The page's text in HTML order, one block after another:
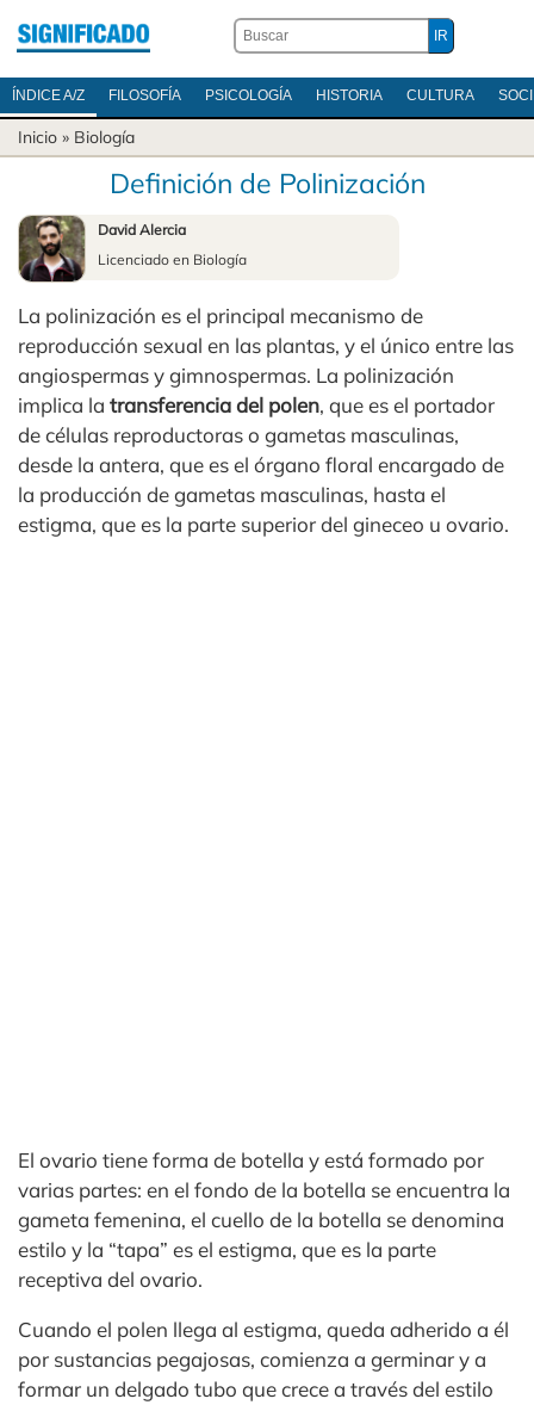
ÍNDICE A/Z FILOSOFÍA PSICOLOGÍA HISTORIA CULTURA
Inicio » Biología
Definición de Polinización
David Alercia
Licenciado en Biología
La polinización es el principal mecanismo de
reproducción sexual en las plantas, y el único entre las
angiospermas y gimnospermas. La polinización
implica la transferencia del polen, que es el portador
de células reproductoras o gametas masculinas,
desde la antera, que es el órgano floral encargado de
la producción de gametas masculinas, hasta el
estigma, que es la parte superior del gineceo u ovario.
El ovario tiene forma de botella y está formado por
varias partes: en el fondo de la botella se encuentra la
gameta femenina, el cuello de la botella se denomina
estilo y la “tapa” es el estigma, que es la parte
receptiva del ovario.
Cuando el polen llega al estigma, queda adherido a él
por sustancias pegajosas, comienza a germinar y a
formar un delgado tubo que crece a través del estilo